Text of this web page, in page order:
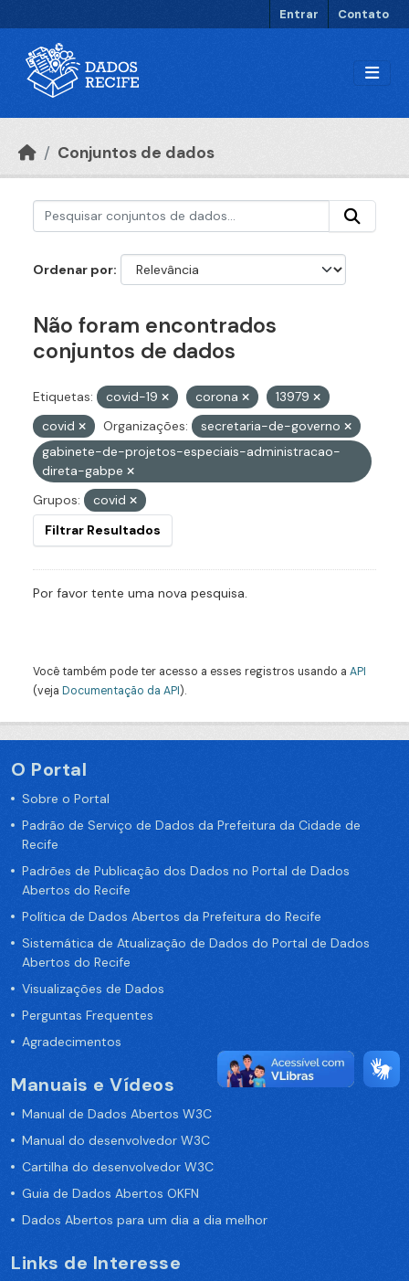
Entrar Contato
Conjuntos de dados
Ordenar por
Não foram encontrados
conjuntos de dados
Etiquetas: covid-19 corona
13979
covid
Organizações:
secretaria-de-governo
gabinete-de-projetos-especiais-administracao-
direta-gabpe
Grupos:
covid
Filtrar Resultados
Por favor tente uma nova pesquisa.
Você também pode ter acesso a esses registros usando a API
(veja Documentação da API).
O Portal
Sobre o Portal
Padrão de Serviço de Dados da Prefeitura da Cidade de
Recife
Padrões de Publicação dos Dados no Portal de Dados
Abertos do Recife
Política de Dados Abertos da Prefeitura do Recife
Sistemática de Atualização de Dados do Portal de Dados
Abertos do Recife
Visualizações de Dados
Perguntas Frequentes
Agradecimentos
Manuais e Vídeos
Manual de Dados Abertos W3C
Manual do desenvolvedor W3C
Cartilha do desenvolvedor W3C
Guia de Dados Abertos OKFN
Dados Abertos para um dia a dia melhor
Links de Interesse